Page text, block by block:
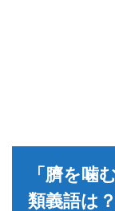
「臍を噛
類義語は？